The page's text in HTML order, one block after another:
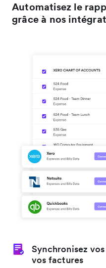
Automatisez le
grâce à nos
Synchronisez
vos factures